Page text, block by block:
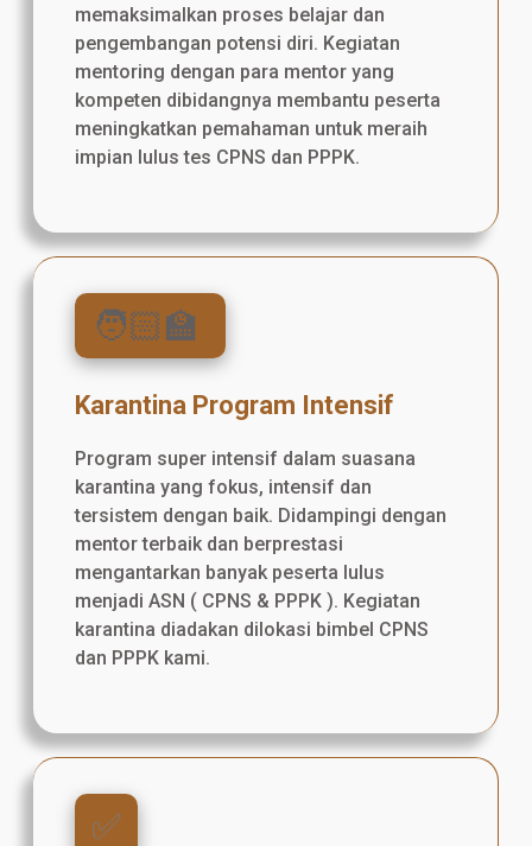
memaksimalkan proses belajar dan
pengembangan potensi diri. Kegiatan
mentoring dengan para mentor yang
kompeten dibidangnya membantu peserta
meningkatkan pemahaman untuk meraih
impian lulus tes CPNS dan PPPK.
🧑🏻‍🏫
Karantina Program Intensif
Program super intensif dalam suasana
karantina yang fokus, intensif dan
tersistem dengan baik. Didampingi dengan
mentor terbaik dan berprestasi
mengantarkan banyak peserta lulus
menjadi ASN ( CPNS & PPPK ). Kegiatan
karantina diadakan dilokasi bimbel CPNS
dan PPPK kami.
✅️